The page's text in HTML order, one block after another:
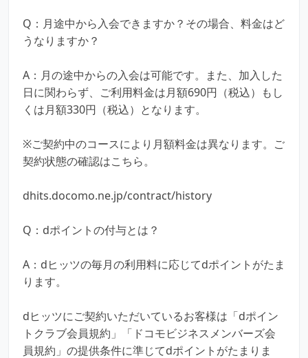
Q：月途中から入会できますか？その場合、料金はど
うなりますか？
A：月の途中からの入会は可能です。また、加入した
日に関わらず、ご利用料金は月額690円（税込）もし
くは月額330円（税込）となります。
※ご契約中のコースにより月額料金は異なります。ご
契約状態の確認はこちら。
dhits.docomo.ne.jp/contract/history
Q：dポイントの付与とは？
A：dヒッツの毎月の利用料に応じてdポイントがたま
ります。
dヒッツにご契約いただいているお客様は「dポイン
トクラブ会員規約」「ドコモビジネスメンバーズ会
員規約」の提供条件に準じてdポイントがたまりま